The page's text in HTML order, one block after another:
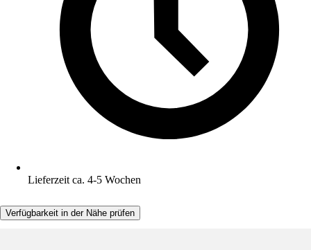
Lieferzeit ca. 4-5 Wochen
Verfügbarkeit in der Nähe prüfen